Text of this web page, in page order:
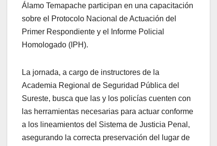
Álamo Temapache participan en una capacitación
sobre el Protocolo Nacional de Actuación del
Primer Respondiente y el Informe Policial
Homologado (IPH).
La jornada, a cargo de instructores de la
Academia Regional de Seguridad Pública del
Sureste, busca que las y los policías cuenten con
las herramientas necesarias para actuar conforme
a los lineamientos del Sistema de Justicia Penal,
asegurando la correcta preservación del lugar de